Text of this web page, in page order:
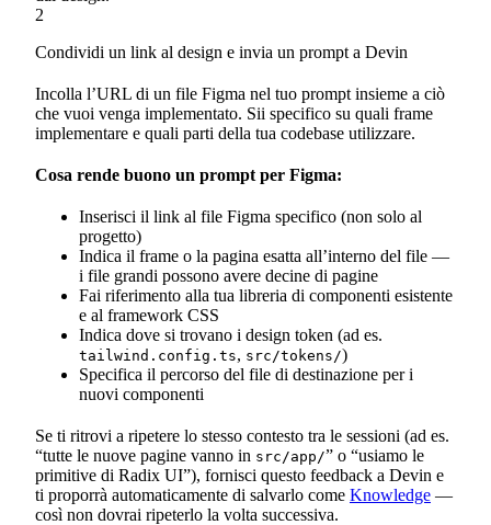
2
Condividi un link al design e invia un prompt a Devin
Incolla l’URL di un file Figma nel tuo prompt insieme a ciò
che vuoi venga implementato. Sii specifico su quali frame
implementare e quali parti della tua codebase utilizzare.
Cosa rende buono un prompt per Figma:
Inserisci il link al file Figma specifico (non solo al
progetto)
Indica il frame o la pagina esatta all’interno del file —
i file grandi possono avere decine di pagine
Fai riferimento alla tua libreria di componenti esistente
e al framework CSS
Indica dove si trovano i design token (ad es.
tailwind.config.ts, src/tokens/)
Specifica il percorso del file di destinazione per i
nuovi componenti
Se ti ritrovi a ripetere lo stesso contesto tra le sessioni (ad es.
“tutte le nuove pagine vanno in src/app/” o “usiamo le
primitive di Radix UI”), fornisci questo feedback a Devin e
ti proporrà automaticamente di salvarlo come Knowledge —
così non dovrai ripeterlo la volta successiva.